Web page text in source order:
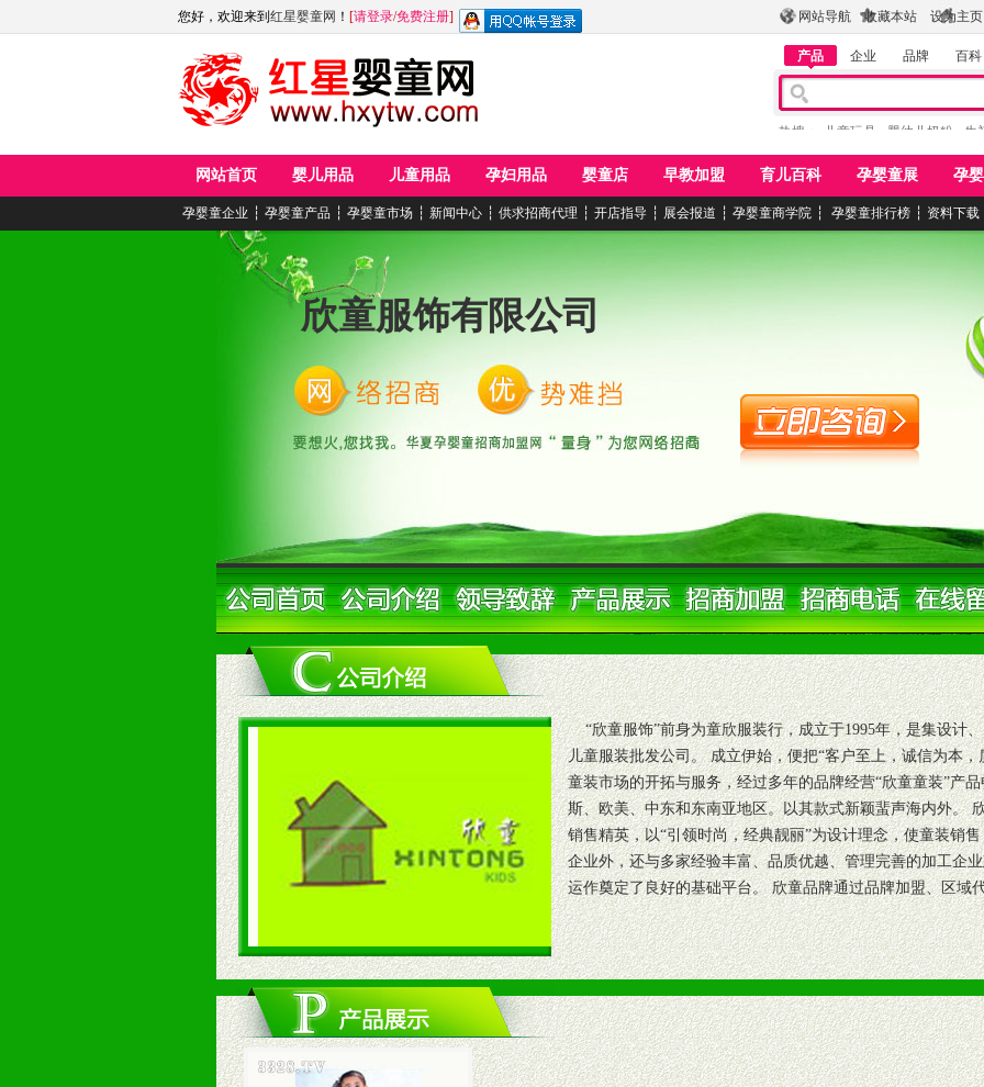
网站导航 收藏本站 设为主页
您好，欢迎来到 红星婴童网 ！ [请登录/免费注册]
产品 企业 品牌 百科
热搜： 儿童玩具 婴幼儿奶粉 牛
网站首页 婴儿用品 儿童用品 孕妇用品 婴童店 早教加盟 育儿百科 孕婴童展 孕
孕婴童企业 ┆ 孕婴童产品 ┆ 孕婴童市场 ┆ 新闻中心 ┆ 供求招商代理 ┆ 开店指导 ┆ 展会报道 ┆ 孕婴童商学院 ┆ 孕婴童排行榜 ┆ 资料下载
欣童服饰有限公司
“欣童服饰”前身为童欣服装行，成立于1995年，是集设计
儿童服装批发公司。 成立伊始，便把“客户至上，诚信为本
童装市场的开拓与服务，经过多年的品牌经营“欣童童装”产
斯、欧美、中东和东南亚地区。以其款式新颖蜚声海内外。
销售精英，以“引领时尚，经典靓丽”为设计理念，使童装销
企业外，还与多家经验丰富、品质优越、管理完善的加工企
运作奠定了良好的基础平台。 欣童品牌通过品牌加盟、区域